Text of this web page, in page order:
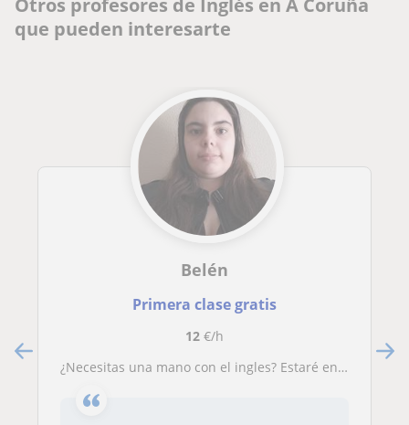
Otros profesores de Inglés en A Coruña
que pueden interesarte
Belén
Primera clase gratis
12€/h
¿Necesitas una mano con el ingles? Estaré encantada de ayudarte